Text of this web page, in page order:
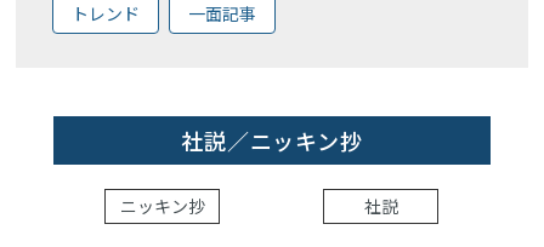
トレンド 一面記事
社説／ニッキン抄
ニッキン抄 社説